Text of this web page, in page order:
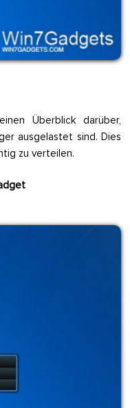
Überblick darüber,
ausgelastet sind. Dies
zu verteilen.